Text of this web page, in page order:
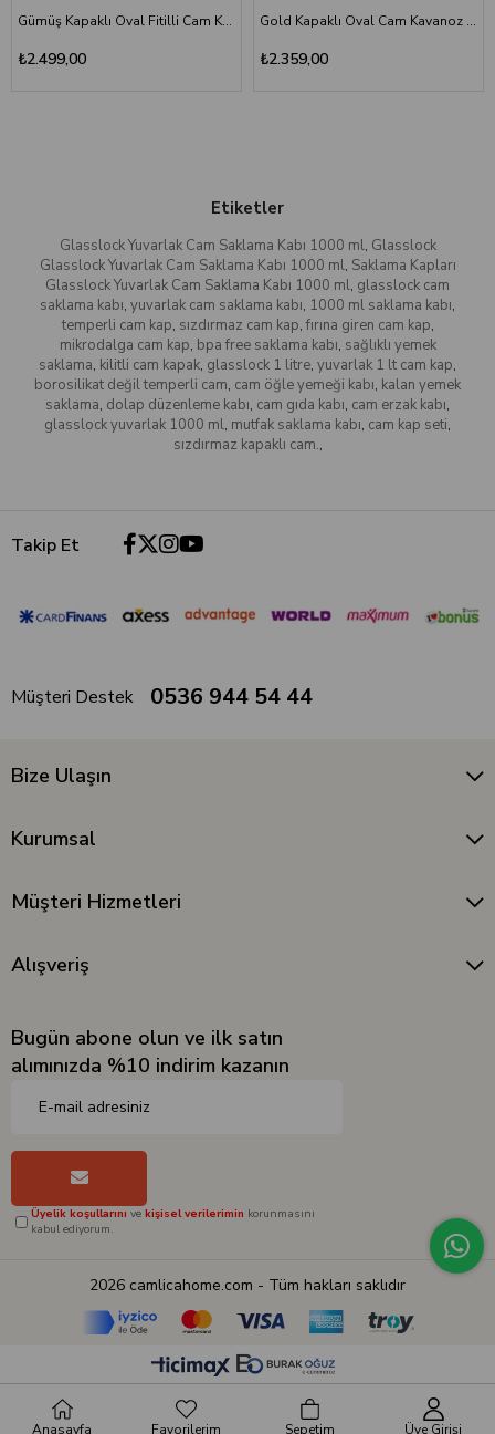
Gümüş Kapaklı Oval Fitilli Cam Kavanoz 19x13x16 cm - Dekoratif Metal Kulplu
₺2.499,00
Gold Kapaklı Oval Cam Kavanoz 18x14x16cm - Dekoratif Saklama Kutusu
₺2.359,00
Etiketler
Glasslock Yuvarlak Cam Saklama Kabı 1000 ml, Glasslock
Glasslock Yuvarlak Cam Saklama Kabı 1000 ml, Saklama Kapları
Glasslock Yuvarlak Cam Saklama Kabı 1000 ml, glasslock cam
saklama kabı, yuvarlak cam saklama kabı, 1000 ml saklama kabı,
temperli cam kap, sızdırmaz cam kap,fırına giren cam kap,
mikrodalga cam kap, bpa free saklama kabı, sağlıklı yemek
saklama, kilitli cam kapak, glasslock 1 litre, yuvarlak 1 lt cam kap,
borosilikat değil temperli cam, cam öğle yemeği kabı, kalan yemek
saklama, dolap düzenleme kabı, cam gıda kabı, cam erzak kabı,
glasslock yuvarlak 1000 ml, mutfak saklama kabı, cam kap seti,
sızdırmaz kapaklı cam.,
Takip Et
Müşteri Destek 0536 944 54 44
Bize Ulaşın
Kurumsal
Müşteri Hizmetleri
Alışveriş
Bugün abone olun ve ilk satın
alımınızda %10 indirim kazanın
Üyelik koşullarını ve kişisel verilerimin korunmasını
kabul ediyorum.
2026 camlicahome.com - Tüm hakları saklıdır
Anasayfa Favorilerim Sepetim Üye Girişi